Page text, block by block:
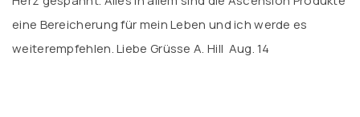
eine Bereicherung für mein Leben und ich werde es
weiterempfehlen. Liebe Grüsse A. Hill Aug. 14